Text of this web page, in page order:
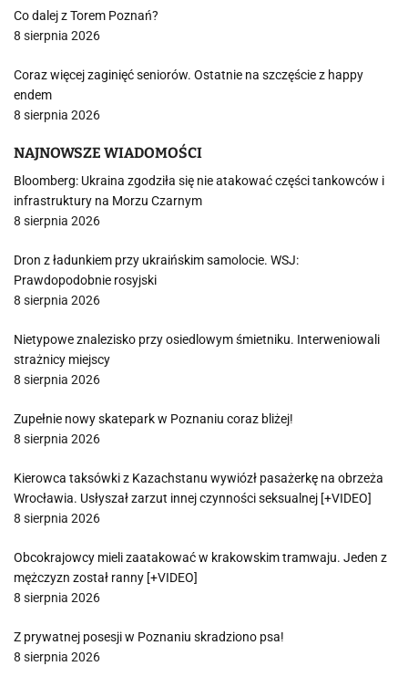
Co dalej z Torem Poznań?
8 sierpnia 2026
Coraz więcej zaginięć seniorów. Ostatnie na szczęście z happy
endem
8 sierpnia 2026
NAJNOWSZE WIADOMOŚCI
Bloomberg: Ukraina zgodziła się nie atakować części tankowców i
infrastruktury na Morzu Czarnym
8 sierpnia 2026
Dron z ładunkiem przy ukraińskim samolocie. WSJ:
Prawdopodobnie rosyjski
8 sierpnia 2026
Nietypowe znalezisko przy osiedlowym śmietniku. Interweniowali
strażnicy miejscy
8 sierpnia 2026
Zupełnie nowy skatepark w Poznaniu coraz bliżej!
8 sierpnia 2026
Kierowca taksówki z Kazachstanu wywiózł pasażerkę na obrzeża
Wrocławia. Usłyszał zarzut innej czynności seksualnej [+VIDEO]
8 sierpnia 2026
Obcokrajowcy mieli zaatakować w krakowskim tramwaju. Jeden z
mężczyzn został ranny [+VIDEO]
8 sierpnia 2026
Z prywatnej posesji w Poznaniu skradziono psa!
8 sierpnia 2026